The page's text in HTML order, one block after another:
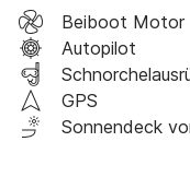
Es ist
Beiboot Motor
Autopilot
GPS
Sonnendeck